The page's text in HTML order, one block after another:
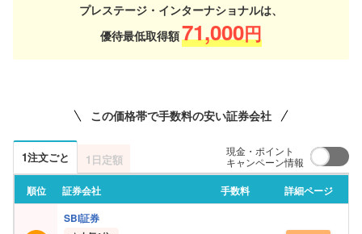
プレステージ・インターナショナルは、
優待最低取得額71,000円
この価格帯で手数料の安い証券会社
1注文ごと 1日定額
現金・ポイント
キャンペーン情報
順位 証券会社 手数料
詳細ページ
SBI証券